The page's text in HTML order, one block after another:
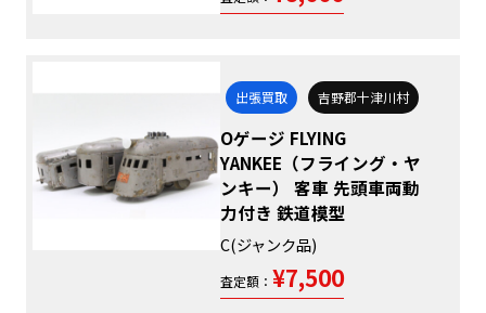
出張買取 吉野郡十津川村
Oゲージ FLYING
YANKEE（フライング・ヤ
ンキー） 客車 先頭車両動
力付き 鉄道模型
C(ジャンク品)
査定額： ¥7,500